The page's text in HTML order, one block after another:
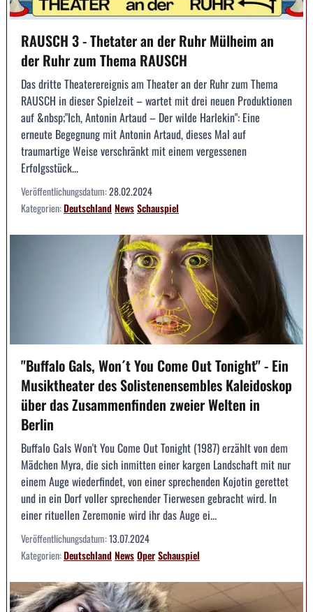
RAUSCH 3 - Thetater an der Ruhr Mülheim an
der Ruhr zum Thema RAUSCH
Das dritte Theaterereignis am Theater an der Ruhr zum Thema
RAUSCH in dieser Spielzeit – wartet mit drei neuen Produktionen
auf &nbsp;"Ich, Antonin Artaud – Der wilde Harlekin": Eine
erneute Begegnung mit Antonin Artaud, dieses Mal auf
traumartige Weise verschränkt mit einem vergessenen
Erfolgsstück...
Veröffentlichungsdatum:28.02.2024
Kategorien:DeutschlandNewsSchauspiel
"Buffalo Gals, Won´t You Come Out Tonight" - Ein
Musiktheater des Solistenensembles Kaleidoskop
über das Zusammenfinden zweier Welten in
Berlin
Buffalo Gals Won't You Come Out Tonight (1987) erzählt von dem
Mädchen Myra, die sich inmitten einer kargen Landschaft mit nur
einem Auge wiederfindet, von einer sprechenden Kojotin gerettet
und in ein Dorf voller sprechender Tierwesen gebracht wird. In
einer rituellen Zeremonie wird ihr das Auge ei...
Veröffentlichungsdatum:13.07.2024
Kategorien:DeutschlandNewsOperSchauspiel